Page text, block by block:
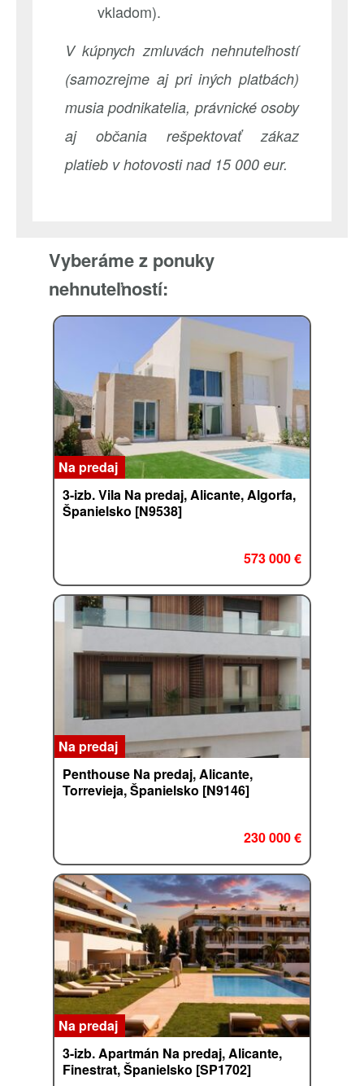
vkladom).
V kúpnych zmluvách nehnuteľností
(samozrejme aj pri iných platbách)
musia podnikatelia, právnické osoby
aj občania rešpektovať zákaz
platieb v hotovosti nad 15 000 eur.
Vyberáme z ponuky
nehnuteľností:
Na predaj
3-izb. Vila Na predaj, Alicante, Algorfa,
Španielsko [N9538]
573 000 €
Na predaj
Penthouse Na predaj, Alicante,
Torrevieja, Španielsko [N9146]
230 000 €
Na predaj
3-izb. Apartmán Na predaj, Alicante,
Finestrat, Španielsko [SP1702]